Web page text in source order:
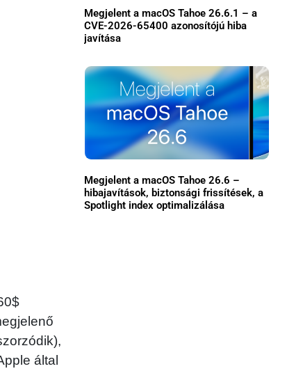
által
Megjelent a macOS Tahoe 26.6.1 – a
CVE-2026-65400 azonosítójú hiba
javítása
Megjelent a macOS Tahoe 26.6 –
hibajavítások, biztonsági frissítések, a
Spotlight index optimalizálása
Főoldal
Közösség
GYIK
Használt Apple
Apple szerviz